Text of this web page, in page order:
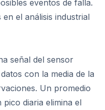
eventos de falla.
el análisis industrial
señal del sensor
con la media de la
Un promedio
diaria elimina el